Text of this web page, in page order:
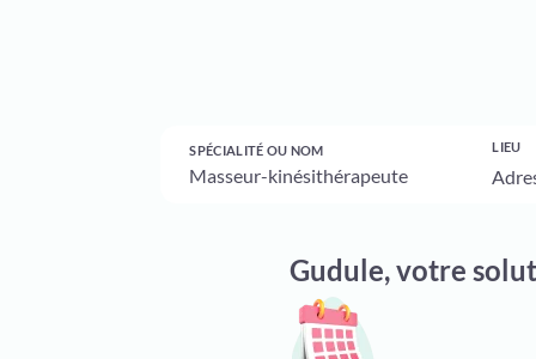
SPÉCIALITÉ OU NOM LIEU
Gudule, votre